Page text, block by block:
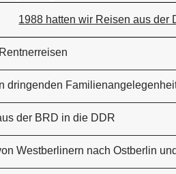
1988 hatten wir Reisen aus der
dringenden
der BRD in die DDR
Westberlinern nach Ostberlin